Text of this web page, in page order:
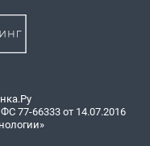
77-66333 от 14.07.2016